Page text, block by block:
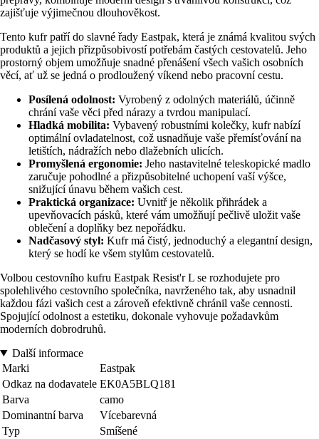
zajišťuje výjimečnou dlouhověkost.
Tento kufr patří do slavné řady Eastpak, která je známá kvalitou svých
produktů a jejich přizpůsobivostí potřebám častých cestovatelů. Jeho
prostorný objem umožňuje snadné přenášení všech vašich osobních
věcí, ať už se jedná o prodloužený víkend nebo pracovní cestu.
Posílená odolnost: Vyrobený z odolných materiálů, účinně
chrání vaše věci před nárazy a tvrdou manipulací.
Hladká mobilita: Vybavený robustními kolečky, kufr nabízí
optimální ovladatelnost, což usnadňuje vaše přemísťování na
letištích, nádražích nebo dlažebních ulicích.
Promyšlená ergonomie: Jeho nastavitelné teleskopické madlo
zaručuje pohodlné a přizpůsobitelné uchopení vaší výšce,
snižující únavu během vašich cest.
Praktická organizace: Uvnitř je několik přihrádek a
upevňovacích pásků, které vám umožňují pečlivě uložit vaše
oblečení a doplňky bez nepořádku.
Nadčasový styl: Kufr má čistý, jednoduchý a elegantní design,
který se hodí ke všem stylům cestovatelů.
Volbou cestovního kufru Eastpak Resist'r L se rozhodujete pro
spolehlivého cestovního společníka, navrženého tak, aby usnadnil
každou fázi vašich cest a zároveň efektivně chránil vaše cennosti.
Spojující odolnost a estetiku, dokonale vyhovuje požadavkům
moderních dobrodruhů.
Další informace
Marki
Eastpak
Odkaz na dodavatele EK0A5BLQ181
Barva
camo
Dominantní barva
Vícebarevná
Typ
Smíšené